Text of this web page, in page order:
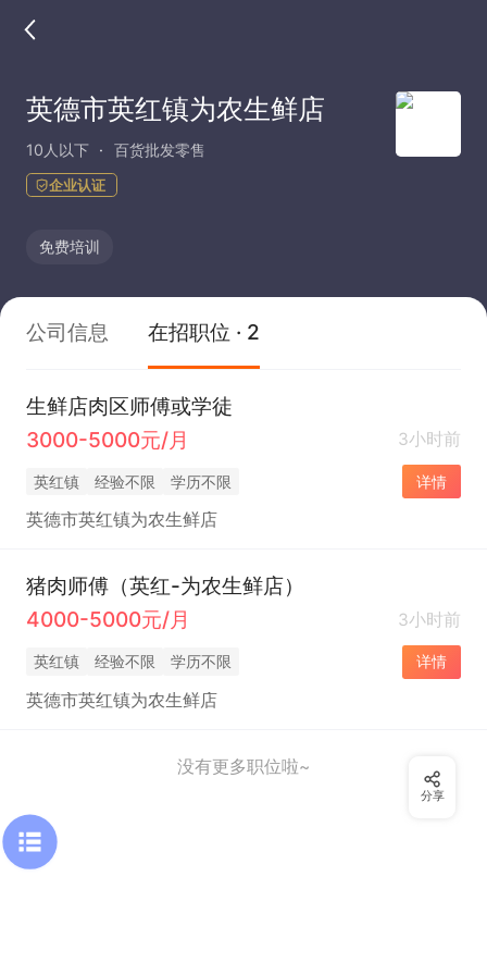
英德市英红镇为农生鲜店
10人以下 百货批发零售
企业认证
免费培训
公司信息 在招职位 · 2
生鲜店肉区师傅或学徒
3000-5000元/月
3小时前
英红镇 经验不限 学历不限 详情
英德市英红镇为农生鲜店
猪肉师傅（英红-为农生鲜店）
4000-5000元/月
3小时前
英红镇 经验不限 学历不限 详情
英德市英红镇为农生鲜店
没有更多职位啦~
分享